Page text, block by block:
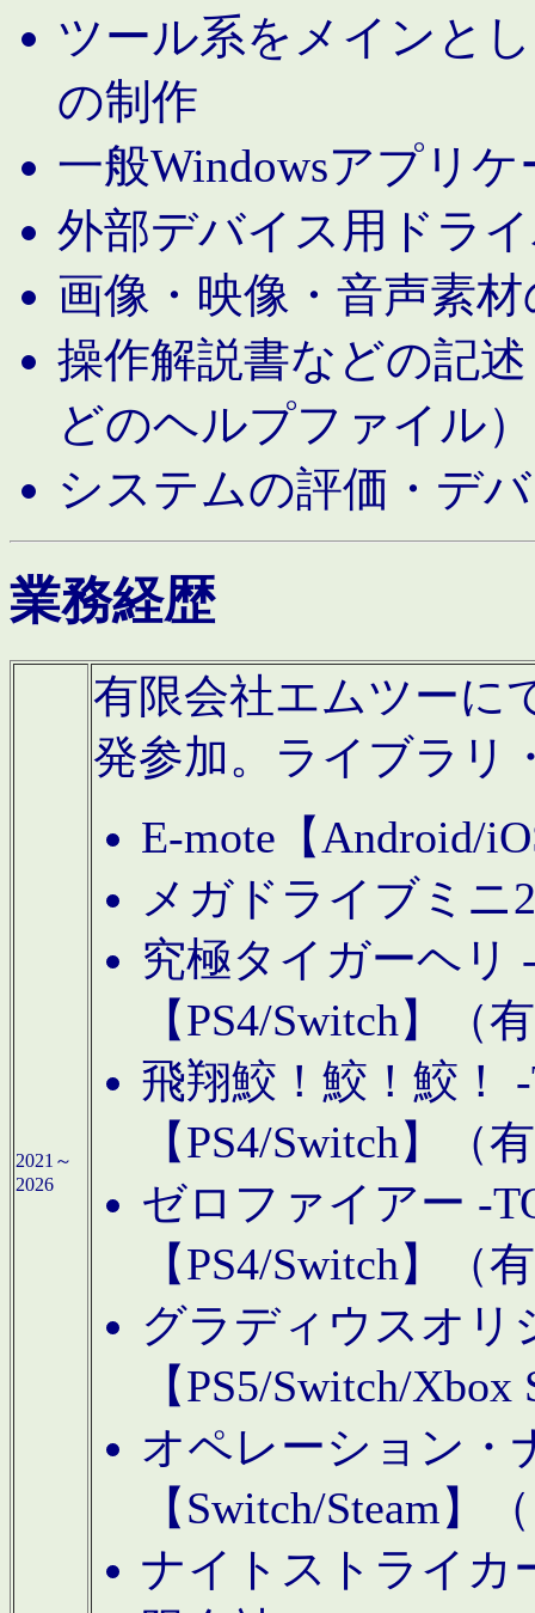
ツール系をメインと
の制作
一般Windowsアプリ
外部デバイス用ドラ
画像・映像・音声素
操作解説書などの記
どのヘルプファイル）
システムの評価・デ
業務経歴
2021～
2026
有限会社エムツーに
発参加。ライブラリ
E-mote【Android/
メガドライブミニ
究極タイガーヘリ
【PS4/Switch】（
飛翔鮫！鮫！鮫！
【PS4/Switch】（
ゼロファイアー -
【PS4/Switch】（
グラディウスオリ
【PS5/Switch/
オペレーション・
【Switch/Steam】
ナイトストライカ